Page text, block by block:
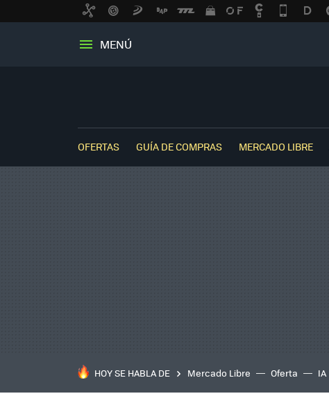
MENÚ
OFERTAS GUÍA DE COMPRAS MERCADO LIBRE
HOY SE HABLA DE Mercado Libre Oferta IA